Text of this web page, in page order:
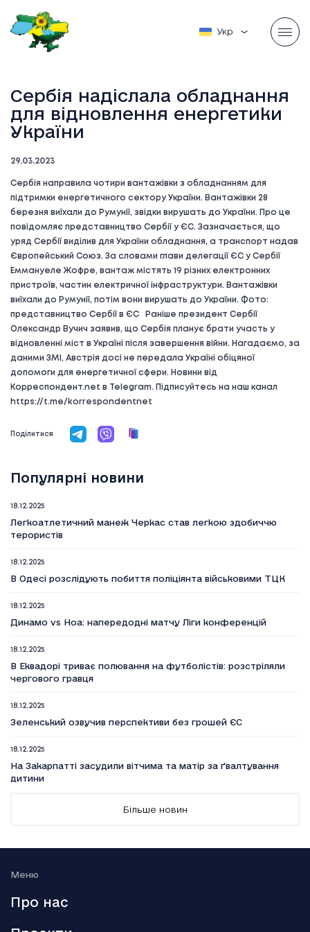
Українська
Сербія надіслала обладнання
для відновлення енергетики
України
29.03.2023
Сербія направила чотири вантажівки з обладнанням для
підтримки енергетичного сектору України. Вантажівки 28
березня виїхали до Румунії, звідки вирушать до України. Про це
повідомляє представництво Сербії у ЄС. Зазначається, що
уряд Сербії виділив для України обладнання, а транспорт надав
Європейський Союз. За словами глави делегації ЄС у Сербії
Еммануеле Жофре, вантаж містять 19 різних електронних
пристроїв, частин електричної інфраструктури. Вантажівки
виїхали до Румунії, потім вони вирушать до України. Фото:
представництво Сербії в ЄС Раніше президент Сербії
Олександр Вучич заявив, що Сербія планує брати участь у
відновленні міст в Україні після завершення війни. Нагадаємо, за
даними ЗМІ, Австрія досі не передала Україні обіцяної
допомоги для енергетичної сфери. Новини від
Корреспондент.net в Telegram. Підписуйтесь на наш канал
https://t.me/korrespondentnet
Поділитися
Популярні новини
18.12.2025
Легкоатлетичний манеж Черкас став легкою здобиччю
терористів
18.12.2025
В Одесі розслідують побиття поліціянта військовими ТЦК
18.12.2025
Динамо vs Ноа: напередодні матчу Ліги конференцій
18.12.2025
В Еквадорі триває полювання на футболістів: розстріляли
чергового гравця
18.12.2025
Зеленський озвучив перспективи без грошей ЄС
18.12.2025
На Закарпатті засудили вітчима та матір за ґвалтування
дитини
18.12.2025
Smart Holding відзвітував про зниження обсягу сплачених
Більше новин
Меню
Про нас